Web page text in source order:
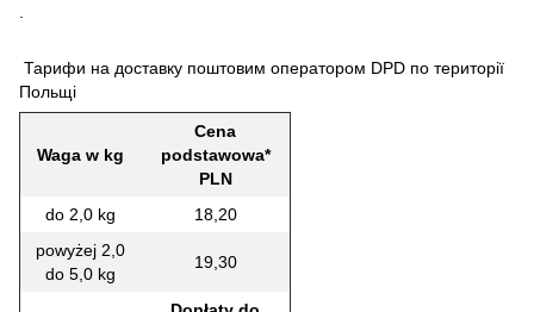
Тарифи на доставку поштовим оператором DPD по території
Польщі
Waga w kg
Cena
podstawowa*
PLN
do 2,0 kg
18,20
powyżej 2,0
do 5,0 kg
19,30